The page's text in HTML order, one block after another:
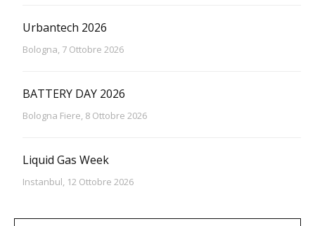
Urbantech 2026
Bologna, 7 Ottobre 2026
BATTERY DAY 2026
Bologna Fiere, 8 Ottobre 2026
Liquid Gas Week
Instanbul, 12 Ottobre 2026